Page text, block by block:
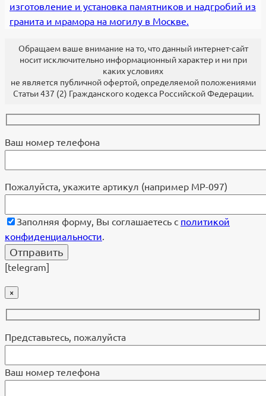
изготовление и установка памятников и надгробий из
гранита и мрамора на могилу в Москве.
Обращаем ваше внимание на то, что данный интернет-сайт
носит исключительно информационный характер и ни при
каких условиях
не является публичной офертой, определяемой положениями
Статьи 437 (2) Гражданского кодекса Российской Федерации.
Ваш номер телефона
Пожалуйста, укажите артикул (например МР-097)
Заполняя форму, Вы соглашаетесь с политикой
конфиденциальности.
[telegram]
×
Представьтесь, пожалуйста
Ваш номер телефона